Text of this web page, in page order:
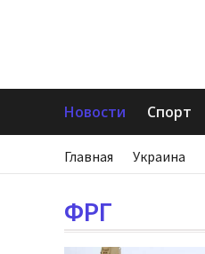
Новости Спорт
Главная Украина
ФРГ